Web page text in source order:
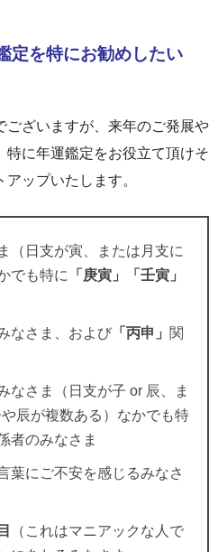
定を特にお勧めしたい
ございますが、来年のご発展や
特に年運鑑定をお役立て頂けそ
ップいたします。
（日支が寅、または月支に
でも特に
「庚寅」「壬寅」
なさま、および 「丙申」 関
なさま（日支が子 or 辰、ま
辰が複数ある）なかでも特
者のみなさま
葉にご不安を感じるみなさ
（これはマニアックな人で